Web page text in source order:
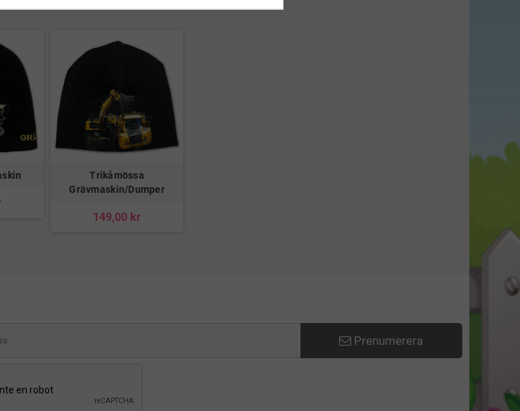
Trikåmössa
Grävmaskin/Dumper
149,00 kr
Prenumerera